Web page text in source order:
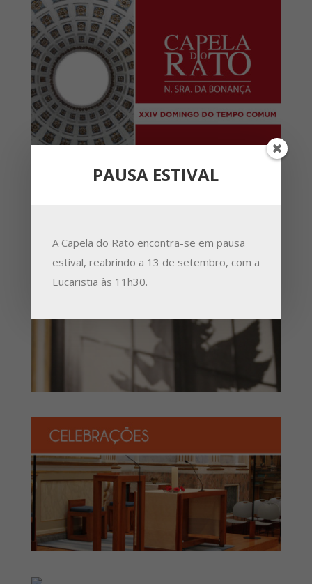
PAUSA ESTIVAL
A Capela do Rato encontra-se em pausa
estival, reabrindo a 13 de setembro, com a
Eucaristia às 11h30.